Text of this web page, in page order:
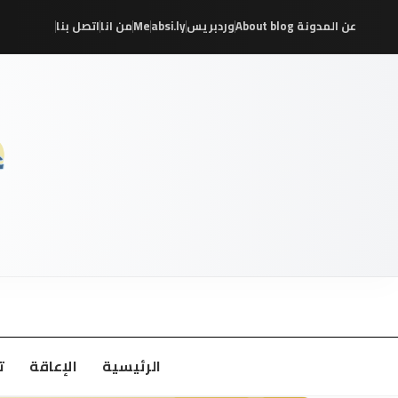
عن المدونة About blog /وردبريس/
absi.ly
/
Me
/من انا/اتصل بنا/
الرئيسية الإعاقة